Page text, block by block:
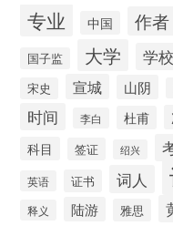
专业 中国 作者
国子监 大学 学校
宋史 宣城 山阴
时间 李白 杜甫
科目 签证 绍兴
英语 证书 词人
释义 陆游 雅思